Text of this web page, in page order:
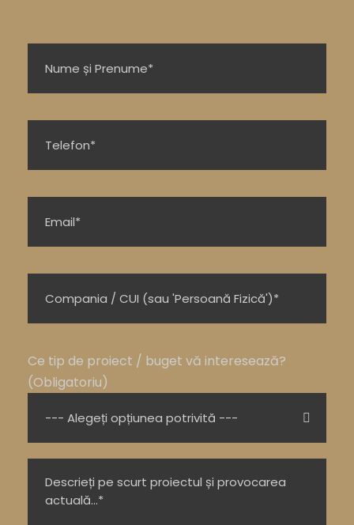
Ce tip de proiect / buget vă interesează?
(Obligatoriu)